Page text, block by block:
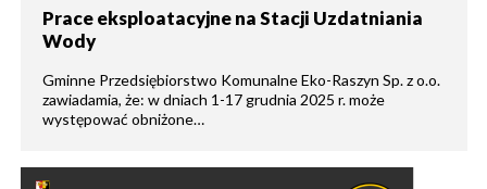
Prace eksploatacyjne na Stacji Uzdatniania
Wody
Gminne Przedsiębiorstwo Komunalne Eko-Raszyn Sp. z o.o.
zawiadamia, że: w dniach 1-17 grudnia 2025 r. może
występować obniżone…